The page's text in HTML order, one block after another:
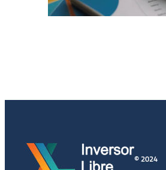
© 2024